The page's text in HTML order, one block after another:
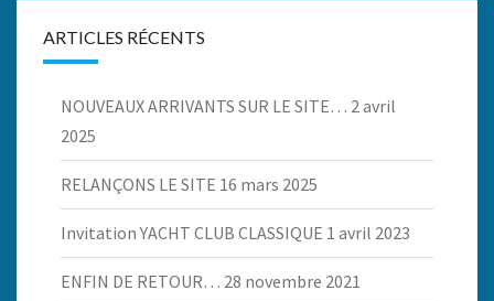
ARTICLES RÉCENTS
NOUVEAUX ARRIVANTS SUR LE SITE… 2 avril
2025
RELANÇONS LE SITE 16 mars 2025
Invitation YACHT CLUB CLASSIQUE 1 avril 2023
ENFIN DE RETOUR… 28 novembre 2021